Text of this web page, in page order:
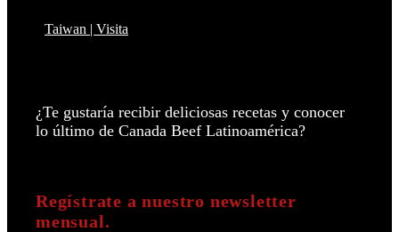
Taiwan | Visita
¿Te gustaría recibir deliciosas recetas y conocer
lo último de Canada Beef Latinoamérica?
Regístrate a nuestro newsletter
mensual.